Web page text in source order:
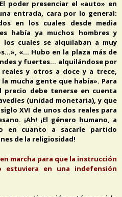
poder presenciar el «auto» en
entrada, cara por lo general:
en los cuales desde media
había ya muchos hombres y
los cuales se alquilaban a muy
«… Hubo en la plaza más de
y fuertes… alquilándose por
y otros a doce y a trece,
mucha gente que había». Para
precio debe tenerse en cuenta
(unidad monetaria), y que
XVI de unos dos reales para
¡Ah! ¡El género humano, a
en cuanto a sacarle partido
de la religiosidad!
marcha para que la instrucción
estuviera en una indefensión